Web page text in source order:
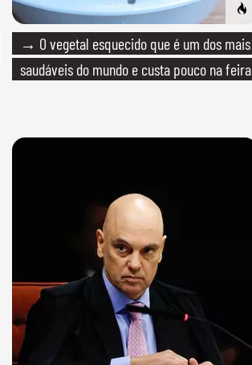
→ O vegetal esquecido que é um dos mais
saudáveis do mundo e custa pouco na feira